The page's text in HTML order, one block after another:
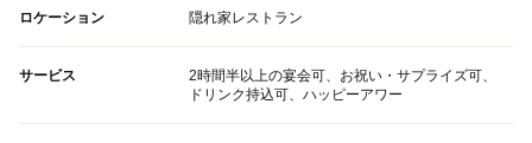
ロケーション 隠れ家レストラン
サービス
2時間半以上の宴会可、お祝い・サプライズ可、
ドリンク持込可、ハッピーアワー